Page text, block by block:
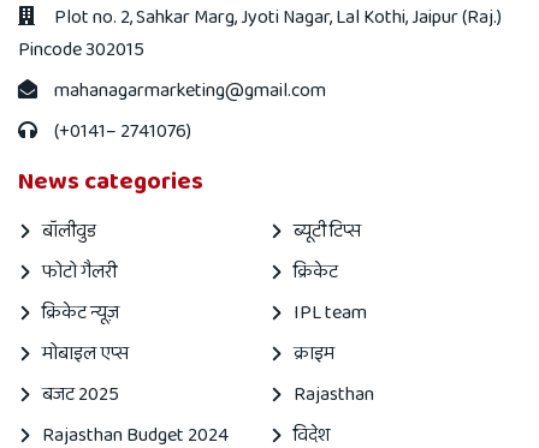
Plot no. 2, Sahkar Marg, Jyoti Nagar, Lal Kothi, Jaipur (Raj.)
Pincode 302015
mahanagarmarketing@gmail.com
(+0141– 2741076)
News categories
बॉलीवुड
ब्यूटी टिप्स
फोटो गैलरी
क्रिकेट
क्रिकेट न्यूज़
IPL team
मोबाइल एप्स
क्राइम
बजट 2025
Rajasthan
Rajasthan Budget 2024
विदेश